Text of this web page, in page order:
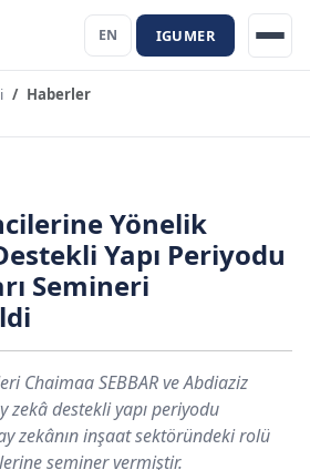
EN IGUMER
Haberler
Yönelik
Yapı Periyodu
Semineri
Chaimaa SEBBAR ve Abdiaziz
zekâ destekli yapı periyodu
zekânın inşaat sektöründeki rolü
seminer vermiştir.